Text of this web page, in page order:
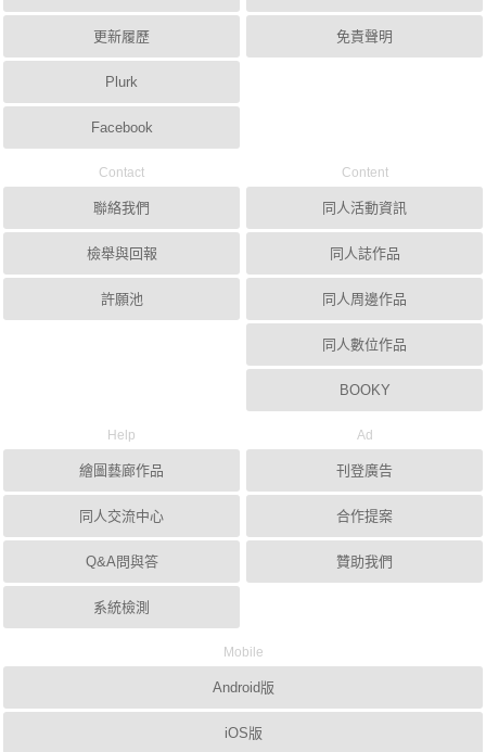
更新履歷
Plurk
Facebook
免責聲明
Contact
聯絡我們
檢舉與回報
許願池
Content
同人活動資訊
同人誌作品
同人周邊作品
同人數位作品
BOOKY
Help
繪圖藝廊作品
同人交流中心
Q&A問與答
系統檢測
Ad
刊登廣告
合作提案
贊助我們
Mobile
Android版
iOS版